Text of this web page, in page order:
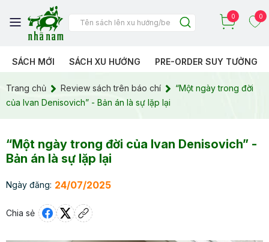
0 0
SÁCH MỚI SÁCH XU HƯỚNG PRE-ORDER SUY TƯỞNG
Trang chủ Review sách trên báo chí
“Một ngày trong đời
của Ivan Denisovich” - Bản án là sự lặp lại
“Một ngày trong đời của Ivan Denisovich” -
Bản án là sự lặp lại
Ngày đăng: 24/07/2025
Chia sẻ